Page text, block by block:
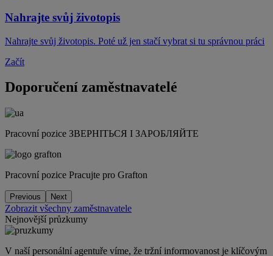
Nahrajte svůj životopis
Nahrajte svůj životopis. Poté už jen stačí vybrat si tu správnou práci
Začít
Doporučení zaměstnavatelé
Pracovní pozice ЗВЕРНІТЬСЯ І ЗАРОБЛЯЙТЕ
Pracovní pozice Pracujte pro Grafton
Previous Next
Zobrazit všechny zaměstnavatele
Nejnovější průzkumy
V naší personální agentuře víme, že tržní informovanost je klíčovým